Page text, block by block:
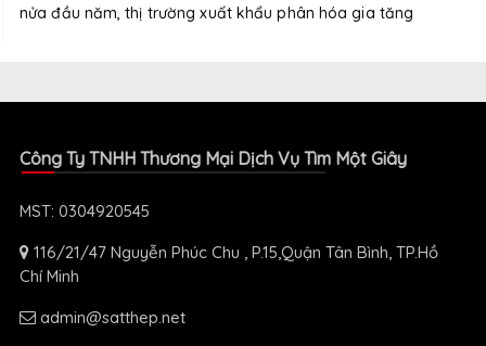
nửa đầu năm, thị trường xuất khẩu phân hóa gia tăng
Công Ty TNHH Thương Mại Dịch Vụ Tìm Một Giây
MST: 0304920545
116/21/47 Nguyễn Phúc Chu , P.15,Quận Tân Bình, TP.Hồ
Chí Minh
admin@satthep.net